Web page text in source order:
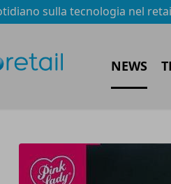
sulla tecnologia nel
NEWS